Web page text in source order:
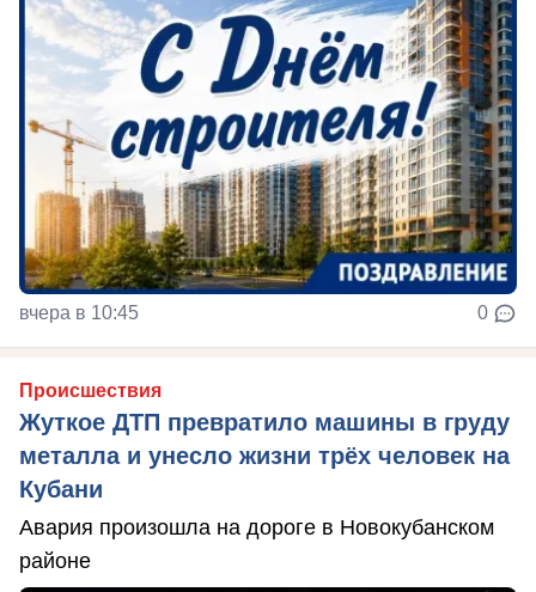
вчера в 10:45 0
Происшествия
Жуткое ДТП превратило машины в груду
металла и унесло жизни трёх человек на
Кубани
Авария произошла на дороге в Новокубанском
районе